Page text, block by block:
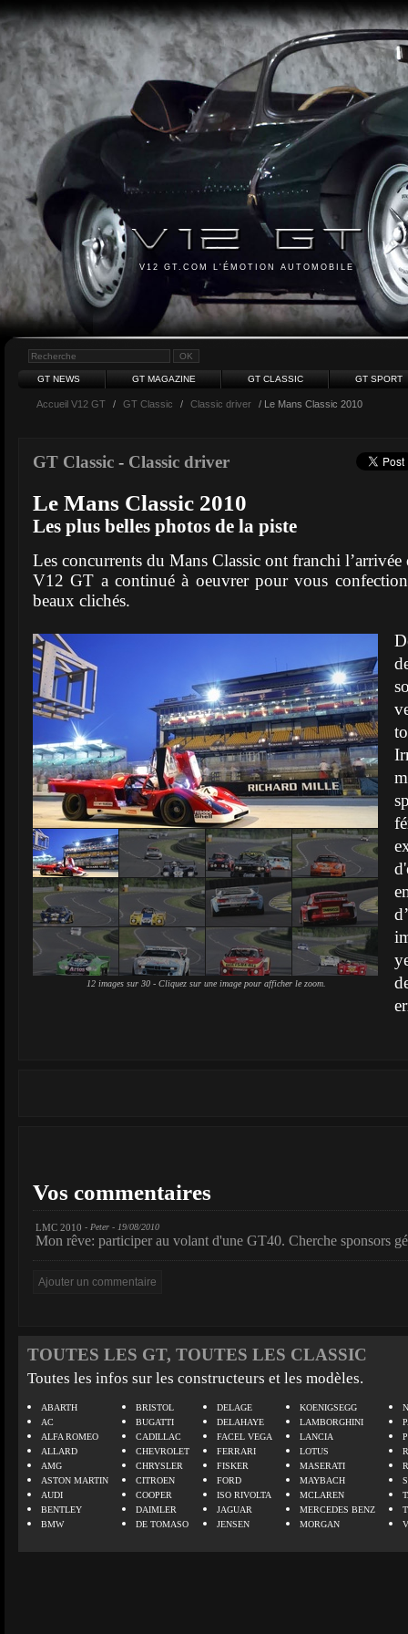
V12 GT.COM L'ÉMOTION AUTOMOBILE
GT NEWS GT MAGAZINE GT CLASSIC GT SPORT
Accueil V12 GT / GT Classic / Classic driver / Le Mans Classic 2010
GT Classic - Classic driver
Le Mans Classic 2010
Les plus belles photos de la piste
Les concurrents du Mans Classic ont franchi
V12 GT a continué à oeuvrer pour vous
beaux clichés.
12 images sur 30 - Cliquez sur une image pour afficher le zoom.
Vos commentaires
LMC 2010 - Peter - 19/08/2010
Mon rêve: participer au volant d'une GT40. Cherche sponsors
TOUTES LES GT, TOUTES LES CLASSIC
Toutes les infos sur les constructeurs et les modèles.
ABARTH
AC
ALFA ROMEO
ALLARD
AMG
ASTON MARTIN
AUDI
BENTLEY
BMW
BRISTOL
BUGATTI
CADILLAC
CHEVROLET
CHRYSLER
CITROEN
COOPER
DAIMLER
DE TOMASO
DELAGE
DELAHAYE
FACEL VEGA
FERRARI
FISKER
FORD
ISO RIVOLTA
JAGUAR
JENSEN
KOENIGSEGG
LAMBORGHINI
LANCIA
LOTUS
MASERATI
MAYBACH
MCLAREN
MERCEDES BENZ
MORGAN